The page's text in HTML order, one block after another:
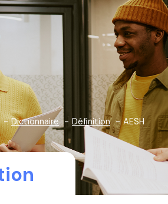
Dictionnaire Définition AESH